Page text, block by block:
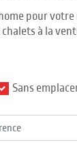
pour
à la
Sans